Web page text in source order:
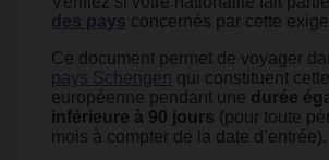
des pays concernés par cette
Ce document permet de voyager
pays Schengen
qui constituent
européenne pendant une durée
inférieure à 90 jours (pour toute
mois à compter de la date d’entrée).